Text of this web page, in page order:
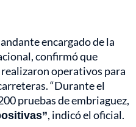
encargado de la
confirmó que
operativos para
“Durante el
pruebas de embriaguez,
, indicó el oficial.